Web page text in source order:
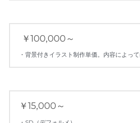
￥100,000～
・背景付きイラスト制作単価。内容によっ
￥15,000～